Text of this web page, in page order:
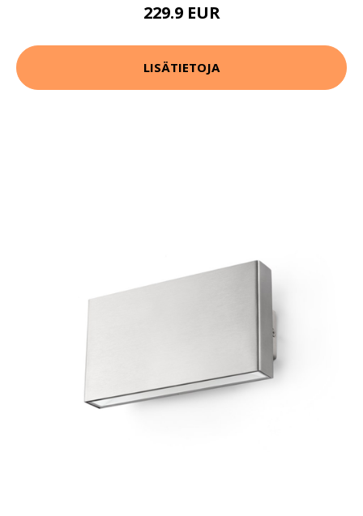
229.9 EUR
LISÄTIETOJA